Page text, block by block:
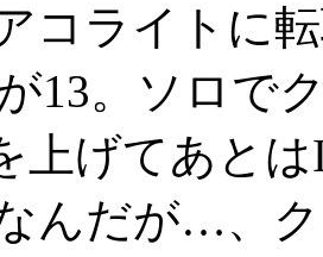
コライトに
13。ソロで
上げてあと
んだが…、